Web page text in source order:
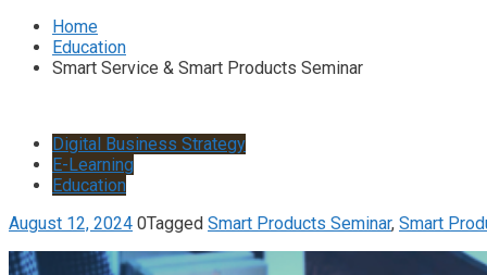
Home
Education
Smart Service & Smart Products Seminar
Digital Business Strategy
E-Learning
Education
August 12, 2024 0Tagged Smart Products Seminar, Smart